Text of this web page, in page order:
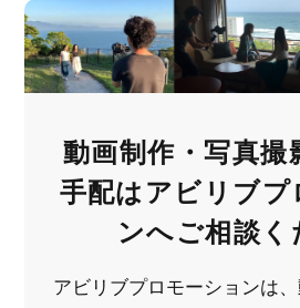
動画制作・写真撮
手配は アビリブプ
ンへご相談く
アビリブプロモーションは